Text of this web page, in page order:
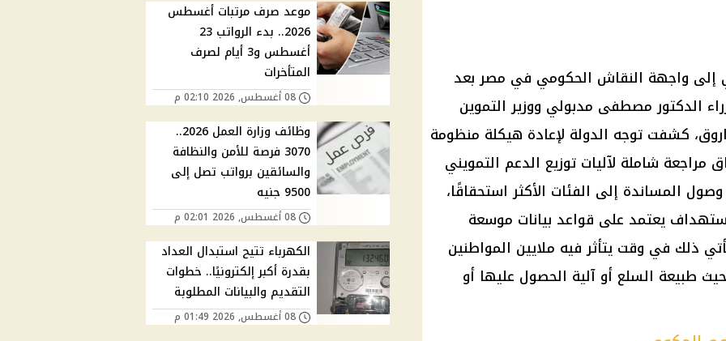
إلى واجهة النقاش الحكومي في مصر بعد
الدكتور مصطفى مدبولي ووزير التموين
كشفت توجه الدولة لإعادة هيكلة منظومة
مراجعة شاملة لآليات توزيع الدعم التمويني
المساندة إلى الفئات الأكثر استحقاقًا،
يعتمد على قواعد بيانات موسعة
ذلك في وقت يتأثر فيه ملايين المواطنين
طبيعة السلع أو آلية الحصول عليها أو
موعد صرف مرتبات أغسطس
2026.. بدء الرواتب 23
أغسطس و3 أيام لصرف
المتأخرات
08 أغسطس, 2026 02:10 م
وظائف وزارة العمل 2026..
3070 فرصة للأمن والنظافة
والسائقين برواتب تصل إلى
9500 جنيه
08 أغسطس, 2026 02:01 م
الكهرباء تتيح استبدال العداد
بقدرة أكبر إلكترونيًا.. خطوات
التقديم والبيانات المطلوبة
08 أغسطس, 2026 01:49 م